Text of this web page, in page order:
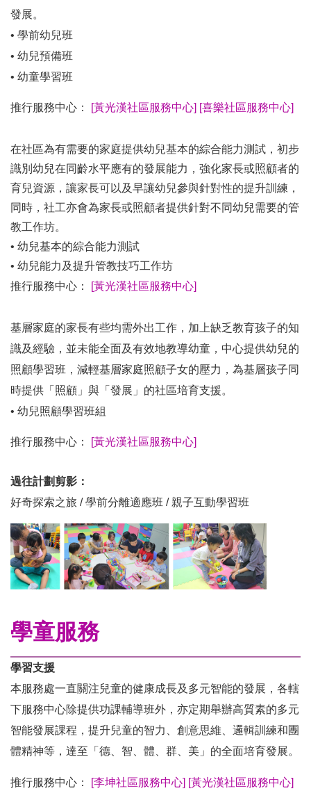
發展。
• 學前幼兒班
• 幼兒預備班
• 幼童學習班
推行服務中心： [黃光漢社區服務中心] [喜樂社區服務中心]
在社區為有需要的家庭提供幼兒基本的綜合能力測試，初步
識別幼兒在同齡水平應有的發展能力，強化家長或照顧者的
育兒資源，讓家長可以及早讓幼兒參與針對性的提升訓練，
同時，社工亦會為家長或照顧者提供針對不同幼兒需要的管
教工作坊。
• 幼兒基本的綜合能力測試
• 幼兒能力及提升管教技巧工作坊
推行服務中心：
[黃光漢社區服務中心]
基層家庭的家長有些均需外出工作，加上缺乏教育孩子的知
識及經驗，並未能全面及有效地教導幼童，中心提供幼兒的
照顧學習班，減輕基層家庭照顧子女的壓力，為基層孩子同
時提供「照顧」與「發展」的社區培育支援。
• 幼兒照顧學習班組
推行服務中心： [黃光漢社區服務中心]
過往計劃剪影：
好奇探索之旅 / 學前分離適應班 / 親子互動學習班
學童服務
學習支援
本服務處一直關注兒童的健康成長及多元智能的發展，各轄
下服務中心除提供功課輔導班外，亦定期舉辦高質素的多元
智能發展課程，提升兒童的智力、創意思維、邏輯訓練和團
體精神等，達至「德、智、體、群、美」的全面培育發展。
推行服務中心： [李坤社區服務中心] [黃光漢社區服務中心]